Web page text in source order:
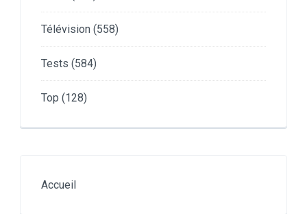
Télévision (558)
Tests (584)
Top (128)
Accueil